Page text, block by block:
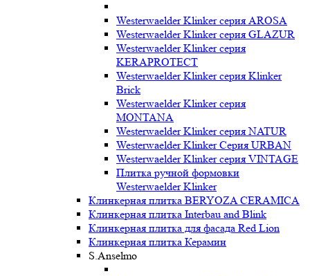
Westerwaelder Klinker серия AROSA
Westerwaelder Klinker серия GLAZUR
Westerwaelder Klinker серия
KERAPROTECT
Westerwaelder Klinker серия Klinker
Brick
Westerwaelder Klinker серия
MONTANA
Westerwaelder Klinker серия NATUR
Westerwaelder Klinker Серия URBAN
Westerwaelder Klinker серия VINTAGE
Плитка ручной формовки
Westerwaelder Klinker
Клинкерная плитка BERYOZA CERAMICA
Клинкерная плитка Interbau and Blink
Клинкерная плитка для фасада Red Lion
Клинкерная плитка Керамин
S.Anselmo